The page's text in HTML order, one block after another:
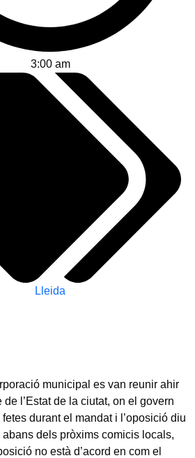
3:00 am
Lleida
municipal es van reunir ahir
l’Estat de la ciutat, on el govern
durant el mandat i l’oposició diu
dels pròxims comicis locals,
no està d’acord en com el